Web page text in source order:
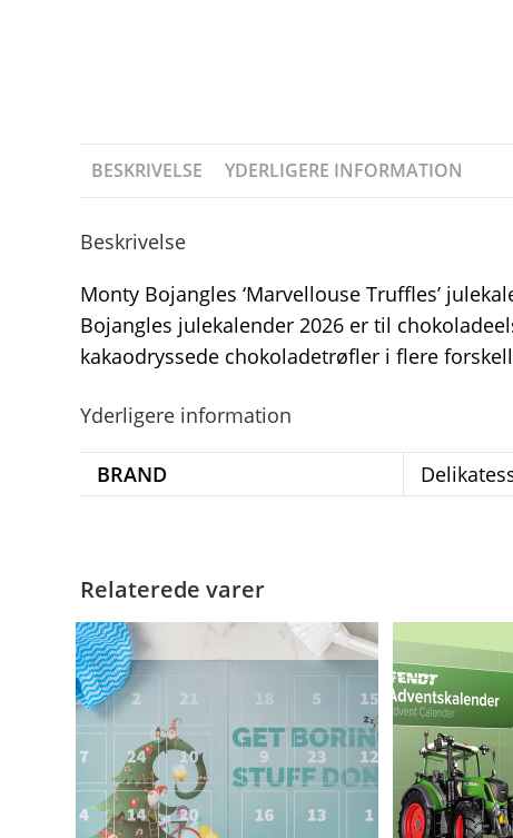
BESKRIVELSE YDERLIGERE INFORMATION
Beskrivelse
Monty Bojangles ‘Marvellouse Truffles’
Bojangles julekalender 2026 er til
kakaodryssede chokoladetrøfler i flere
Yderligere information
BRAND
Relaterede varer